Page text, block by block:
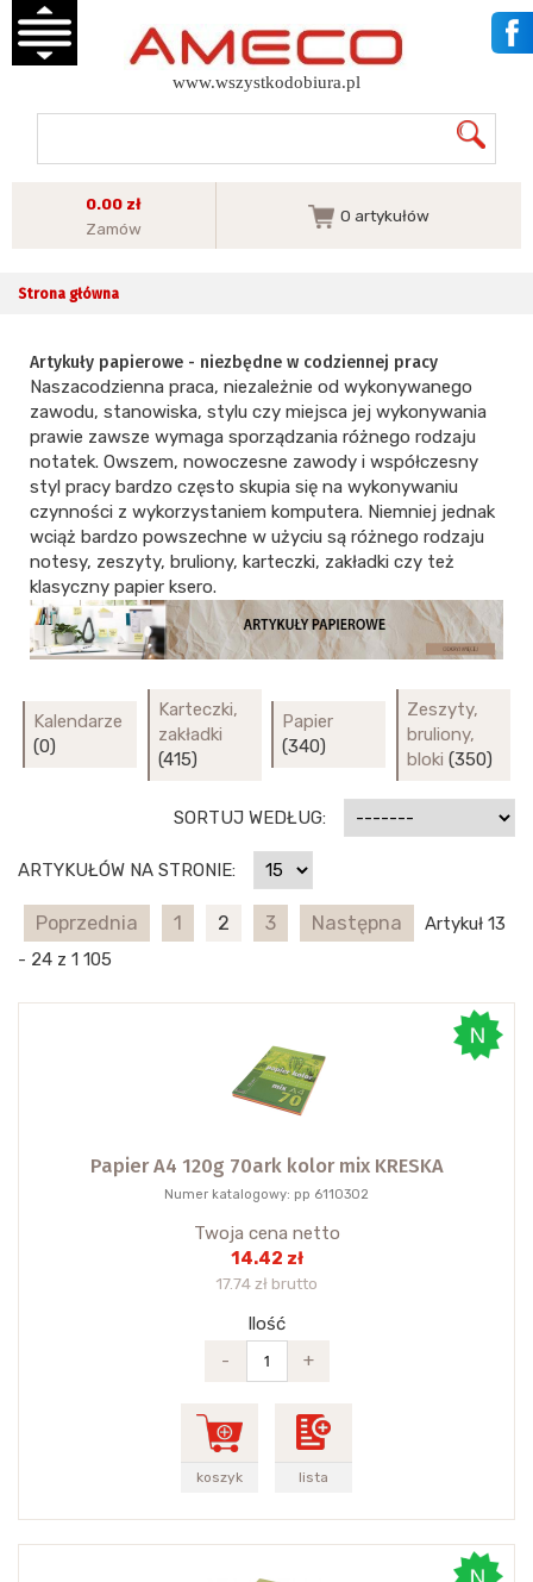
www.wszystkodobiura.pl
0.00 zł
Zamów
0 artykułów
Strona główna
Artykuły papierowe - niezbędne w codziennej pracy
Naszacodzienna praca, niezależnie od wykonywanego
zawodu, stanowiska, stylu czy miejsca jej wykonywania
prawie zawsze wymaga sporządzania różnego rodzaju
notatek. Owszem, nowoczesne zawody i współczesny
styl pracy bardzo często skupia się na wykonywaniu
czynności z wykorzystaniem komputera. Niemniej jednak
wciąż bardzo powszechne w użyciu są różnego rodzaju
notesy, zeszyty, bruliony, karteczki, zakładki czy też
klasyczny papier ksero.
Kalendarze
(0)
Karteczki,
zakładki
(415)
Papier
(340)
Zeszyty,
bruliony,
bloki (350)
SORTUJ WEDŁUG:
ARTYKUŁÓW NA STRONIE:
Poprzednia 1 2 3 Następna
Artykuł 13
- 24 z 1 105
Papier A4 120g 70ark kolor mix KRESKA
Numer katalogowy: pp 6110302
Twoja cena netto
14.42 zł
17.74 zł brutto
Ilość
-
+
koszyk lista